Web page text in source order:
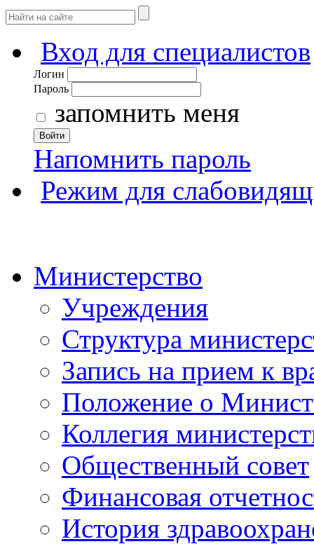
Вход для специалистов
Логин
Пароль
запомнить меня
Войти
Напомнить пароль
Режим для
Министерство
Учреждения
Структура
Запись на прием к
Положение о
Коллегия
Общественный совет
Финансовая
История